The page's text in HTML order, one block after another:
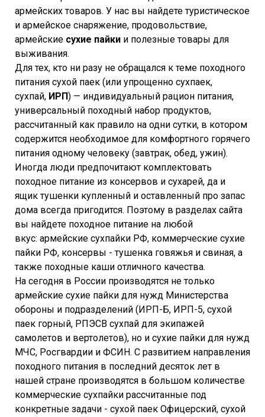
армейских товаров. У нас вы найдете туристическое
и армейское снаряжение, продовольствие,
армейские сухие пайки и полезные товары для
выживания.
Для тех, кто ни разу не обращался к теме походного
питания сухой паек (или упрощенно сухпаек,
сухпай, ИРП) — индивидуальный рацион питания,
универсальный походный набор продуктов,
рассчитанный как правило на одни сутки, в котором
содержится необходимое для комфортного горячего
питания одному человеку (завтрак, обед, ужин).
Иногда люди предпочитают комплектовать
походное питание из консервов и сухарей, да и
ящик тушенки купленный и оставленный про запас
дома всегда пригодится. Поэтому в разделах сайта
вы найдете походное питание на любой
вкус: армейские сухпайки РФ, коммерческие сухие
пайки РФ, консервы - тушенка говяжья и свиная, а
также походные каши отличного качества.
На сегодня в России производятся не только
армейские сухие пайки для нужд Министерства
обороны и подразделений (ИРП-Б, ИРП-5, сухой
паек горный, РПЭСВ сухпай для экипажей
самолетов и вертолетов), но и сухие пайки для нужд
МЧС, Росгвардии и ФСИН. С развитием направления
походного питания в последний десяток лет в
нашей стране производятся в большом количестве
коммерческие сухпайки рассчитанные под
конкретные задачи - сухой паек Офицерский, сухой